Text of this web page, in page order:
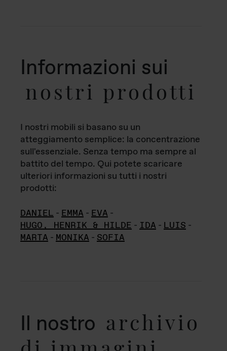
Informazioni sui
nostri prodotti
I nostri mobili si basano su un
atteggiamento semplice: la concentrazione
sull'essenziale. Senza tempo ma sempre al
battito del tempo. Qui potete scaricare
ulteriori informazioni su tutti i nostri
prodotti:
DANIEL - EMMA - EVA -
HUGO, HENRIK & HILDE - IDA - LUIS -
MARTA - MONIKA - SOFIA
Il nostro archivio